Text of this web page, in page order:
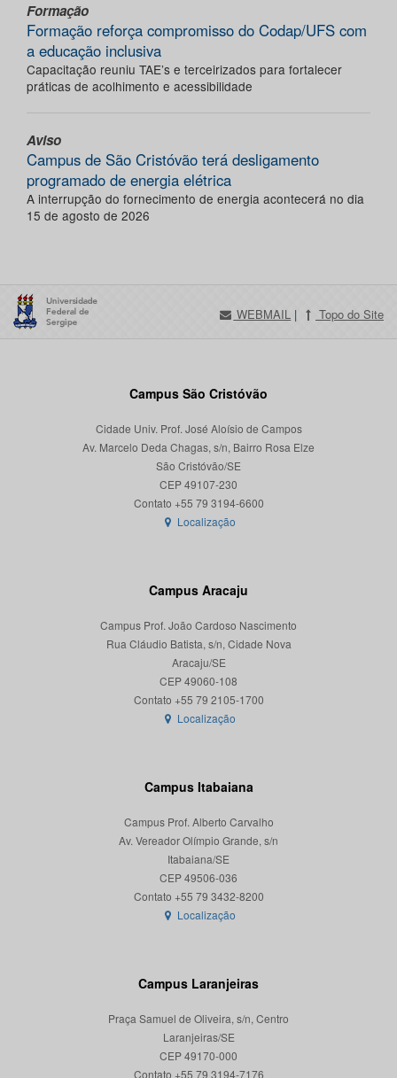
Formação
Formação reforça compromisso do Codap/UFS com
a educação inclusiva
Capacitação reuniu TAE’s e terceirizados para fortalecer
práticas de acolhimento e acessibilidade
Aviso
Campus de São Cristóvão terá desligamento
programado de energia elétrica
A interrupção do fornecimento de energia acontecerá no dia
15 de agosto de 2026
WEBMAIL | Topo do Site
Campus São Cristóvão
Cidade Univ. Prof. José Aloísio de Campos
Av. Marcelo Deda Chagas, s/n, Bairro Rosa Elze
São Cristóvão/SE
CEP 49107-230
Localização
Campus Aracaju
Campus Prof. João Cardoso Nascimento
Rua Cláudio Batista, s/n, Cidade Nova
Aracaju/SE
CEP 49060-108
Localização
Campus Itabaiana
Campus Prof. Alberto Carvalho
Av. Vereador Olímpio Grande, s/n
Itabaiana/SE
CEP 49506-036
Localização
Campus Laranjeiras
Praça Samuel de Oliveira, s/n, Centro
Laranjeiras/SE
CEP 49170-000